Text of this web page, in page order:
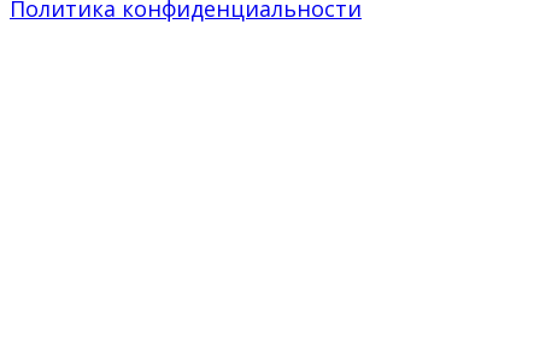
Политика конфиденциальности